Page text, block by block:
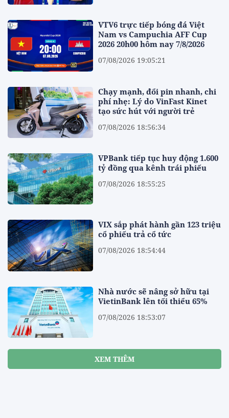
VTV6 trực tiếp bóng đá Việt
Nam vs Campuchia AFF Cup
2026 20h00 hôm nay 7/8/2026
07/08/2026 19:05:21
Chạy mạnh, đổi pin nhanh, chi
phí nhẹ: Lý do VinFast Kinet
tạo sức hút với người trẻ
07/08/2026 18:56:34
VPBank tiếp tục huy động 1.600
tỷ đồng qua kênh trái phiếu
07/08/2026 18:55:25
VIX sắp phát hành gần 123 triệu
cổ phiếu trả cổ tức
07/08/2026 18:54:44
Nhà nước sẽ nâng sở hữu tại
VietinBank lên tối thiểu 65%
07/08/2026 18:53:07
XEM THÊM